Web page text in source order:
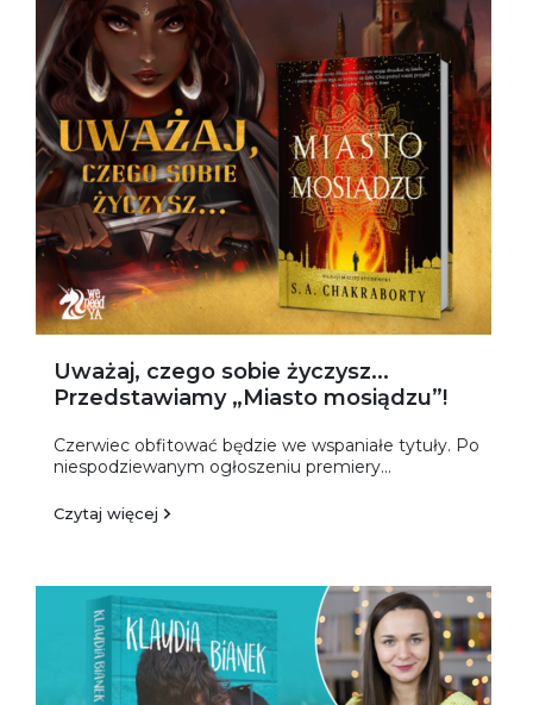
Uważaj, czego sobie życzysz...
Przedstawiamy „Miasto mosiądzu”!
Czerwiec obfitować będzie we wspaniałe tytuły. Po
niespodziewanym ogłoszeniu premiery...
Czytaj więcej